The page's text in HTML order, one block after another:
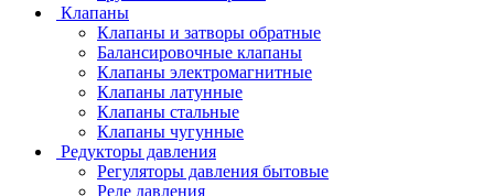
Клапаны
Клапаны и затворы обратные
Балансировочные клапаны
Клапаны электромагнитные
Клапаны латунные
Клапаны стальные
Клапаны чугунные
Редукторы давления
Регуляторы давления бытовые
Реле давления